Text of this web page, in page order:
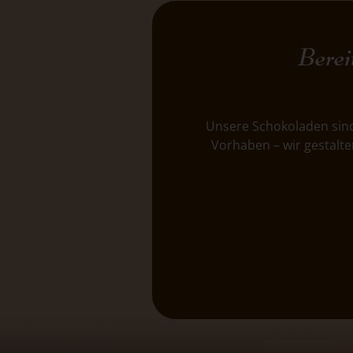
Unsere Schokoladen
Vorhaben – wir